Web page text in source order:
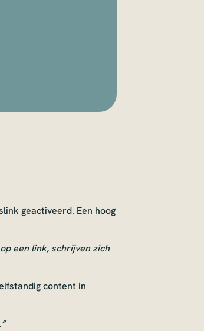
geactiveerd. Een hoog
een link, schrijven zich
content in